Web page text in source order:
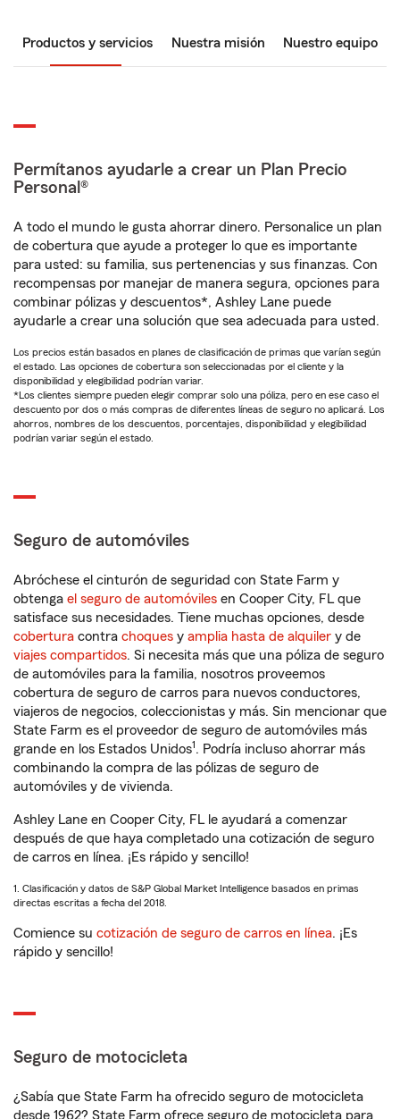
Productos y servicios Nuestra misión Nuestro equipo
Permítanos ayudarle a crear un Plan Precio
Personal®
A todo el mundo le gusta ahorrar dinero. Personalice un plan
de cobertura que ayude a proteger lo que es importante
para usted: su familia, sus pertenencias y sus finanzas. Con
recompensas por manejar de manera segura, opciones para
combinar pólizas y descuentos*, Ashley Lane puede
ayudarle a crear una solución que sea adecuada para usted.
Los precios están basados en planes de clasificación de primas que varían según
el estado. Las opciones de cobertura son seleccionadas por el cliente y la
disponibilidad y elegibilidad podrían variar.
*Los clientes siempre pueden elegir comprar solo una póliza, pero en ese caso el
descuento por dos o más compras de diferentes líneas de seguro no aplicará. Los
ahorros, nombres de los descuentos, porcentajes, disponibilidad y elegibilidad
podrían variar según el estado.
Seguro de automóviles
Abróchese el cinturón de seguridad con State Farm y
obtenga el seguro de automóviles en Cooper City, FL que
satisface sus necesidades. Tiene muchas opciones, desde
cobertura contra choques y amplia hasta de alquiler y de
viajes compartidos. Si necesita más que una póliza de seguro
de automóviles para la familia, nosotros proveemos
cobertura de seguro de carros para nuevos conductores,
viajeros de negocios, coleccionistas y más. Sin mencionar que
State Farm es el proveedor de seguro de automóviles más
grande en los Estados Unidos1. Podría incluso ahorrar más
combinando la compra de las pólizas de seguro de
automóviles y de vivienda.
Ashley Lane en Cooper City, FL le ayudará a comenzar
después de que haya completado una cotización de seguro
de carros en línea. ¡Es rápido y sencillo!
1. Clasificación y datos de S&P Global Market Intelligence basados en primas
directas escritas a fecha del 2018.
Comience su cotización de seguro de carros en línea. ¡Es
rápido y sencillo!
Seguro de motocicleta
¿Sabía que State Farm ha ofrecido seguro de motocicleta
desde 1962? State Farm ofrece seguro de motocicleta para